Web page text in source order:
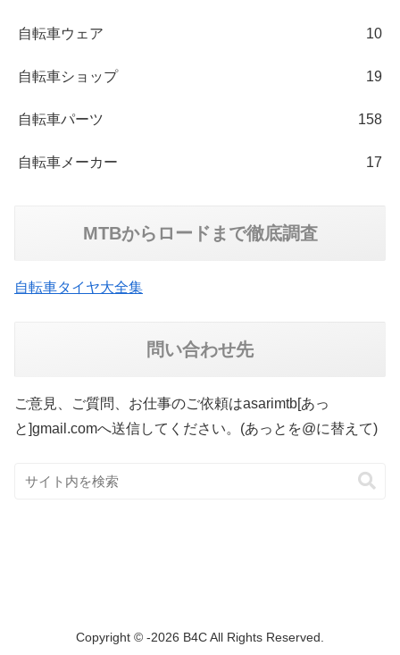
自転車ウェア 10
自転車ショップ 19
自転車パーツ 158
自転車メーカー 17
MTBからロードまで徹底調査
自転車タイヤ大全集
問い合わせ先
ご意見、ご質問、お仕事のご依頼はasarimtb[あっ
と]gmail.comへ送信してください。(あっとを@に替えて)
Copyright © -2026 B4C All Rights Reserved.